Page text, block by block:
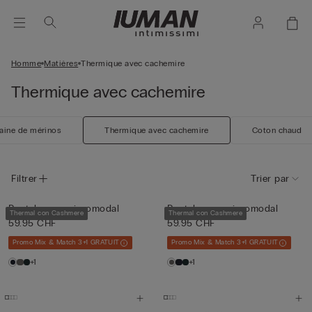
Homme Matières Thermique avec cachemire
Thermique avec cachemire
de mérinos Thermique avec cachemire Coton chaud
Filtrer Trier par
Thermal con Cashmere
Pantalon en micromodal
59.95 CHF
Promo Mix & Match 3+1 GRATUIT
+1
Thermal con Cashmere
Pantalon en micromodal
59.95 CHF
Promo Mix & Match 3+1 GRATUIT
+1